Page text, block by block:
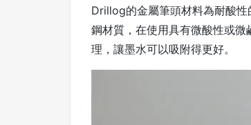
Drillog的金屬筆頭材料為耐酸
鋼材質，在使用具有微酸性或
理，讓墨水可以吸附得更好。